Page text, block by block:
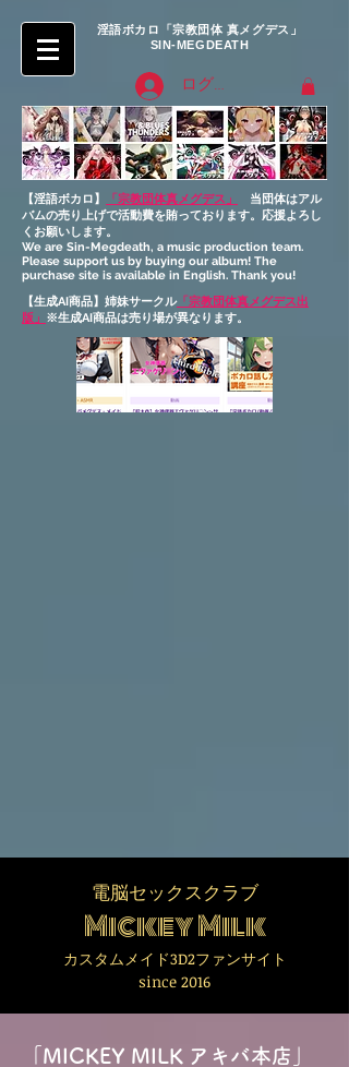
淫語ボカロ「宗教団体 真メグデス」
SIN-MEGDEATH
ログイン
【淫語ボカロ】 「宗教団体真メグデス」
当団体はアル
バムの売り上げで活動費を賄っております。応援よろし
くお願いします。
We are Sin-Megdeath, a music production team.
Please support us by buying our album! The
purchase site is available in English. Thank you!
【生成AI商品】姉妹サークル「宗教団体真メグデス出
版」 ※生成AI商品は売り場が異なります。
電脳セックスクラブ
Mickey Milk
カスタムメイド3D2ファンサイト
since 2016
「MICKEY MILK アキバ本店」